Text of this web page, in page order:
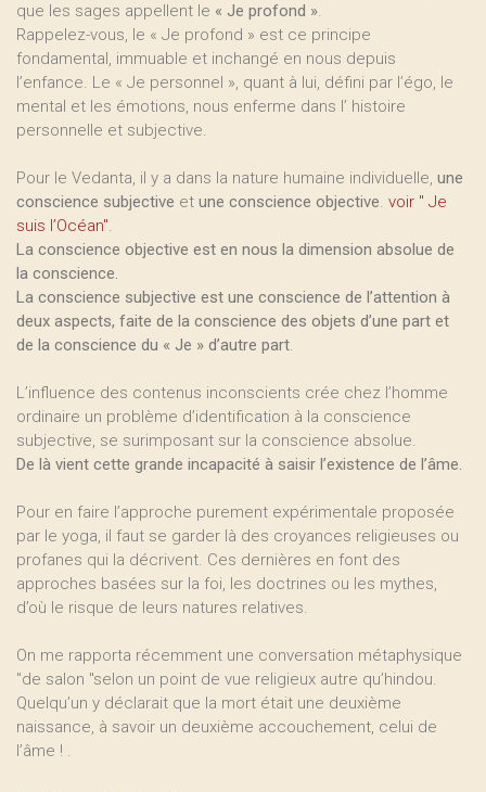
que les sages appellent le « Je profond ».
Rappelez-vous, le « Je profond » est ce principe
fondamental, immuable et inchangé en nous depuis
l’enfance. Le « Je personnel », quant à lui, défini par l’égo, le
mental et les émotions, nous enferme dans l’ histoire
personnelle et subjective.
Pour le Vedanta, il y a dans la nature humaine individuelle, une
conscience subjective et une conscience objective. voir " Je
suis l’Océan".
La conscience objective est en nous la dimension absolue de
la conscience.
La conscience subjective est une conscience de l’attention à
deux aspects, faite de la conscience des objets d’une part et
de la conscience du « Je » d’autre part.
L’influence des contenus inconscients crée chez l’homme
ordinaire un problème d’identification à la conscience
subjective, se surimposant sur la conscience absolue.
De là vient cette grande incapacité à saisir l’existence de l’âme.
Pour en faire l’approche purement expérimentale proposée
par le yoga, il faut se garder là des croyances religieuses ou
profanes qui la décrivent. Ces dernières en font des
approches basées sur la foi, les doctrines ou les mythes,
d’où le risque de leurs natures relatives.
On me rapporta récemment une conversation métaphysique
"de salon "selon un point de vue religieux autre qu’hindou.
Quelqu’un y déclarait que la mort était une deuxième
naissance, à savoir un deuxième accouchement, celui de
l’âme ! .